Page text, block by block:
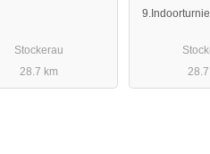
Stockerau
28.7 km